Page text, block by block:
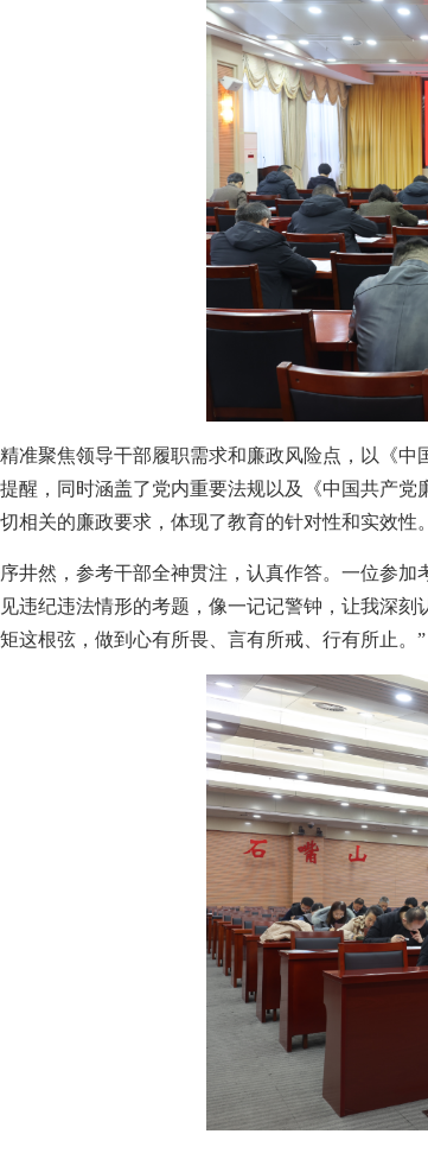
聚焦领导干部履职需求和廉政风险点，以《中
醒，同时涵盖了党内重要法规以及《中国共产
相关的廉政要求，体现了教育的针对性和实效性。
然，参考干部全神贯注，认真作答。一位参加
违纪违法情形的考题，像一记记警钟，让我深刻
这根弦，做到心有所畏、言有所戒、行有所止。”